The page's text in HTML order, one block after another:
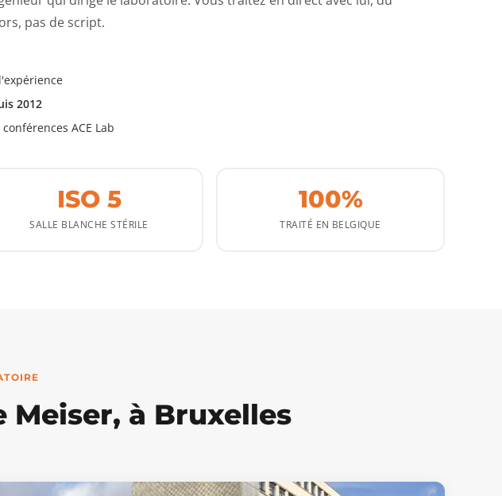
pas de script.
2012
ACE Lab
ISO 5
SALLE BLANCHE STÉRILE
100%
TRAITÉ EN BELGIQUE
Meiser, à Bruxelles